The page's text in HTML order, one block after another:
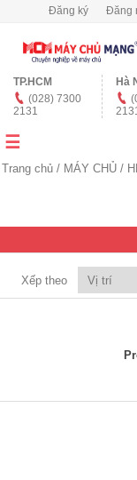
Đăng ký Đăng
TP.HCM
(028) 7300
2131
Hà
Trang chủ / MÁY CHỦ /
Xếp theo